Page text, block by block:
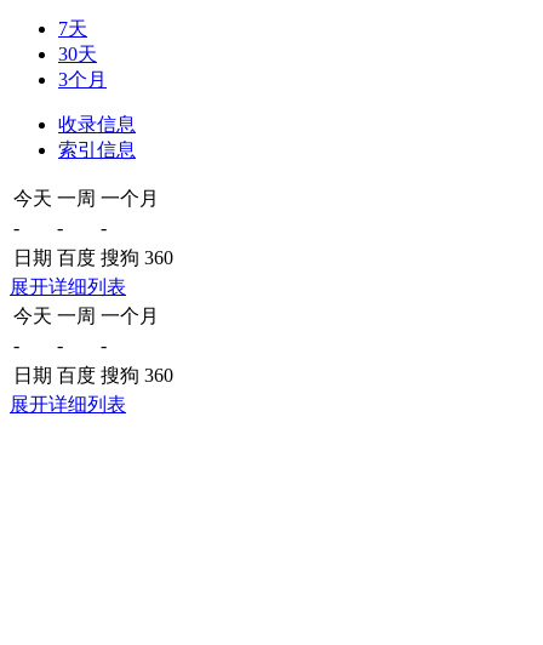
7天
30天
3个月
收录信息
索引信息
今天 一周 一个月
-
-
-
日期 百度 搜狗 360
展开详细列表
今天 一周 一个月
-
-
-
日期 百度 搜狗 360
展开详细列表